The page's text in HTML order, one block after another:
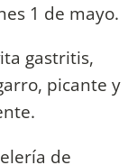
1 de mayo.
gastritis,
picante y
de